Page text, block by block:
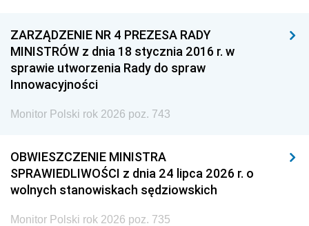
ZARZĄDZENIE NR 4 PREZESA RADY
MINISTRÓW z dnia 18 stycznia 2016 r. w
sprawie utworzenia Rady do spraw
Innowacyjności
Monitor Polski rok 2026 poz. 743
OBWIESZCZENIE MINISTRA
SPRAWIEDLIWOŚCI z dnia 24 lipca 2026 r. o
wolnych stanowiskach sędziowskich
Monitor Polski rok 2026 poz. 735